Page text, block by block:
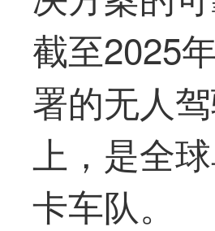
截至2025
署的无人
上，是全
卡车队。